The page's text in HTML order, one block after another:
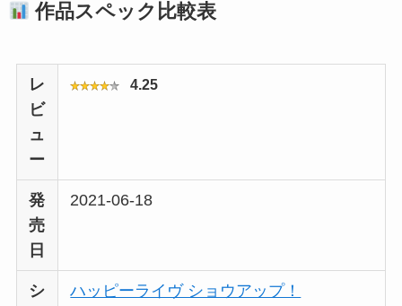
作品スペック比較表
レ
ビ
ュ
ー
4.25
発
売
日
2021-06-18
シ
ハッピーライヴ ショウアップ！